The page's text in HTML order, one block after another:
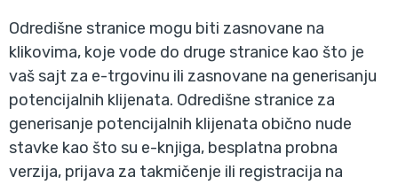
Odredišne stranice mogu biti zasnovane na
klikovima, koje vode do druge stranice kao što je
vaš sajt za e-trgovinu ili zasnovane na generisanju
potencijalnih klijenata. Odredišne stranice za
generisanje potencijalnih klijenata obično nude
stavke kao što su e-knjiga, besplatna probna
verzija, prijava za takmičenje ili registracija na